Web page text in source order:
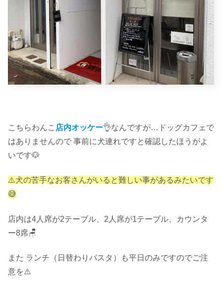
こちらわんこ 店内オッケー👌なんですが…ドッグカフェで
はありませんので 事前に犬連れですと確認したほうがよ
いです🐶
⚠️犬の苦手なお客さんがいると難しい事があるみたいです
😅
店内は4人席が2テーブル、2人席が1テーブル、カウンタ
ー8席🪑
また ランチ（日替わりパスタ）も平日のみですのでご注
意を⚠️